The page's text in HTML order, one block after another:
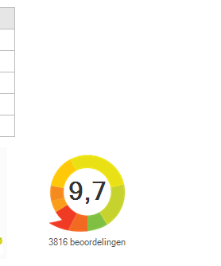
Nell uit Beuningen
Goed verpakt en snelgeleverd